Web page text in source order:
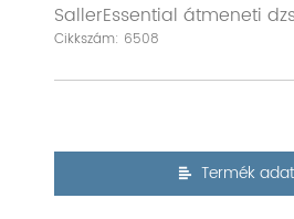
SallerEssential átmeneti
Cikkszám: 6508
Termék